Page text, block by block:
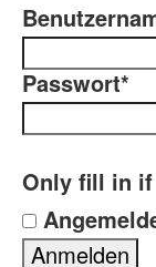
Passwort*
Only fill in if